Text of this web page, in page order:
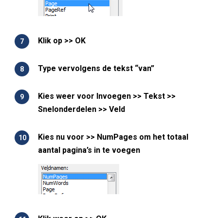
Klik op >> OK
Type vervolgens de tekst “van”
Kies weer voor Invoegen >> Tekst >>
Snelonderdelen >> Veld
Kies nu voor >> NumPages om het totaal
aantal pagina’s in te voegen